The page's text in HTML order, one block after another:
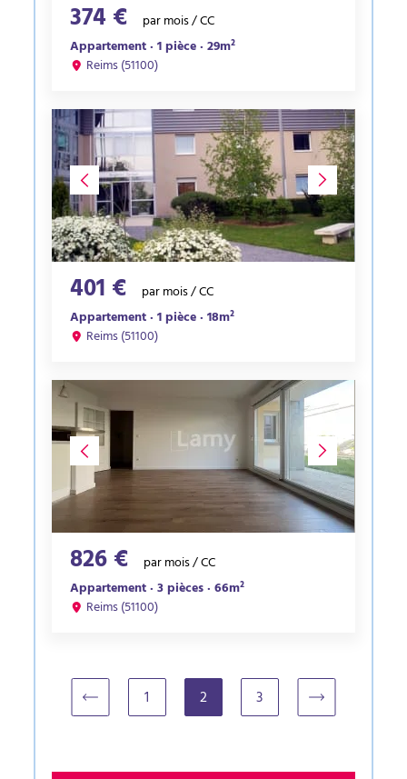
374 €
par mois / CC
Appartement · 1 pièce · 29m²
Reims (51100)
401 €
par mois / CC
Appartement · 1 pièce · 18m²
Reims (51100)
826 €
par mois / CC
Appartement · 3 pièces · 66m²
Reims (51100)
1 2(current)3